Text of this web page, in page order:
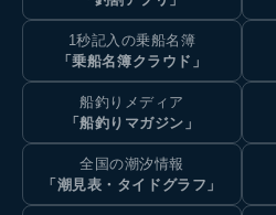
1秒記入の乗船名簿
「乗船名簿クラウド」
船釣りメディア
「船釣りマガジン」
全国の潮汐情報
「潮見表・タイドグラフ」